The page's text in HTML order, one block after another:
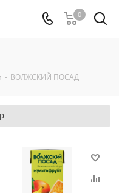
0
- ВОЛЖСКИЙ ПОСАД